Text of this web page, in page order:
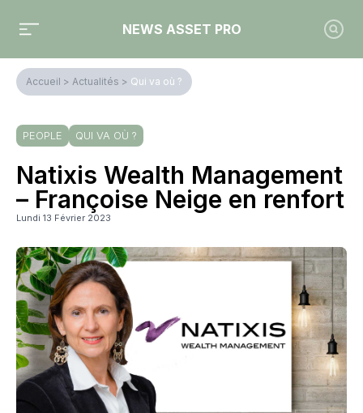
NEWS ASSET PRO
Accueil > Actualités > Qui va où ?
PEOPLE QUI VA OÙ ?
Natixis Wealth Management
– Françoise Neige en renfort
Lundi 13 Février 2023